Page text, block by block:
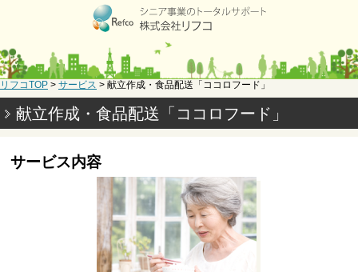
リフコTOP > サービス > 献立作成・食品配送 「ココロフード」
献立作成・食品配送「ココロフード」
サービス内容